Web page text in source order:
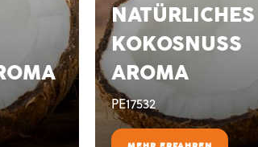
NATÜRLICHES
KOKOSNUSS
AROMA
PE17532